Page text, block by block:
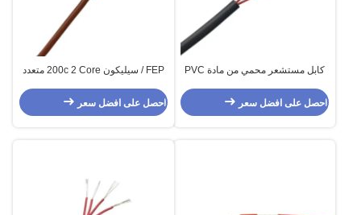
كابل مستشعر محمي من مادة PVC
احصل على افضل سعر
FEP / سيليكون 200c 2 Core متعدد
0.34MM2
احصل على افضل سعر